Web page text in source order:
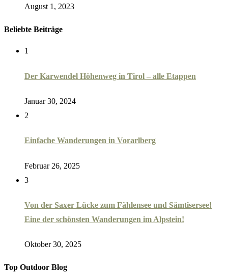
August 1, 2023
Beliebte Beiträge
1
Der Karwendel Höhenweg in Tirol – alle Etappen
Januar 30, 2024
2
Einfache Wanderungen in Vorarlberg
Februar 26, 2025
3
Von der Saxer Lücke zum Fählensee und Sämtisersee!
Eine der schönsten Wanderungen im Alpstein!
Oktober 30, 2025
Top Outdoor Blog